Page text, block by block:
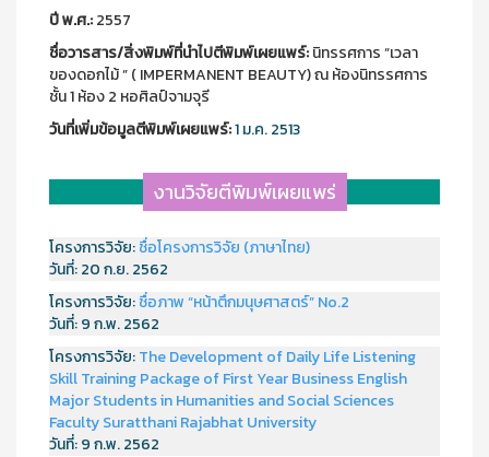
ปี พ.ศ.:2557
ชื่อวารสาร/สิ่งพิมพ์ที่นำไปตีพิมพ์เผยแพร์:นิทรรศการ “เวลา
ของดอกไม้ ” ( IMPERMANENT BEAUTY) ณ ห้องนิทรรศการ
ชั้น 1 ห้อง 2 หอศิลป์จามจุรี
วันที่เพิ่มข้อมูลตีพิมพ์เผยแพร์:1 ม.ค. 2513
งานวิจัยตีพิมพ์เผยแพร่
โครงการวิจัย:ชื่อโครงการวิจัย (ภาษาไทย)
วันที่:20 ก.ย. 2562
โครงการวิจัย:ชื่อภาพ “หน้าตึกมนุษศาสตร์” No.2
วันที่:9 ก.พ. 2562
โครงการวิจัย:The Development of Daily Life Listening
Skill Training Package of First Year Business English
Major Students in Humanities and Social Sciences
Faculty Suratthani Rajabhat University
วันที่:9 ก.พ. 2562